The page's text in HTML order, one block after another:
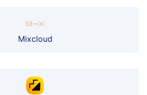
Mixcloud